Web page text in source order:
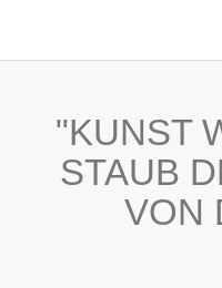
"KUNST
STAUB
VON